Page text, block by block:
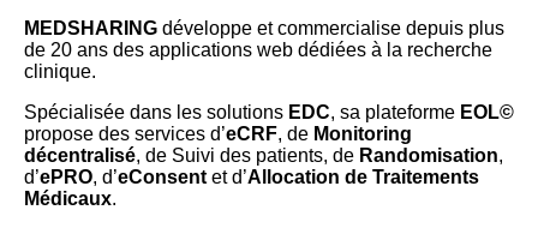
MEDSHARING développe et commercialise depuis plus
de 20 ans des applications web dédiées à la recherche
clinique.
Spécialisée dans les solutions EDC, sa plateforme EOL©
propose des services d’eCRF, de Monitoring
décentralisé, de Suivi des patients, de Randomisation,
d’ePRO, d’eConsent et d’Allocation de Traitements
Médicaux.